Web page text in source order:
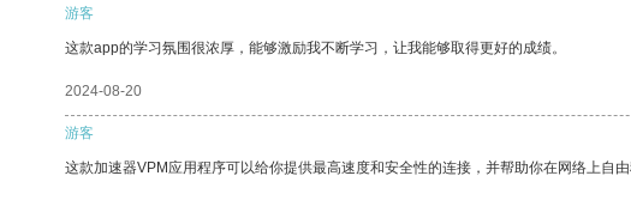
游客
这款app的学习氛围很浓厚，能够激励我不断学习，让我能够取得更好的成绩。
2024-08-20
游客
这款加速器VPM应用程序可以给你提供最高速度和安全性的连接，并帮助你在网络上自由